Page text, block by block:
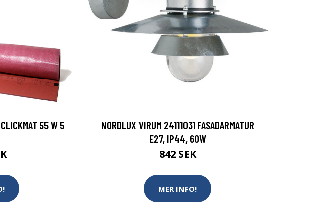
55 W 5
NORDLUX VIRUM 24111031 FASADARMATUR
E27, IP44, 60W
842 SEK
MER INFO!